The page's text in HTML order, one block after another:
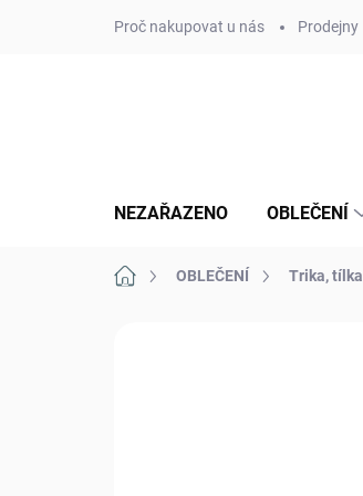
Proč nakupovat u nás Prodejny
NEZAŘAZENO OBLEČENÍ
Domů OBLEČENÍ Trika, tílka